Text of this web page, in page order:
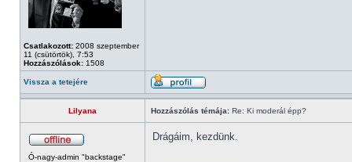
Csatlakozott: 2008 szeptember
11 (csütörtök), 7:53
Hozzászólások: 1508
Vissza a tetejére
Lilyana Hozzászólás témája: Re: Ki moderál épp?
Ó-nagy-admin "backstage"
Drágáim, kezdünk.